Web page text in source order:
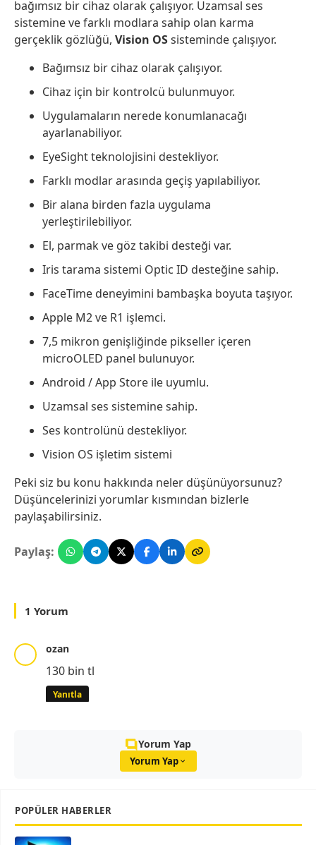
bağımsız bir cihaz olarak çalışıyor. Uzamsal ses
sistemine ve farklı modlara sahip olan karma
gerçeklik gözlüğü, Vision OSsisteminde çalışıyor.
Bağımsız bir cihaz olarak çalışıyor.
Cihaz için bir kontrolcü bulunmuyor.
Uygulamaların nerede konumlanacağı
ayarlanabiliyor.
EyeSight teknolojisini destekliyor.
Farklı modlar arasında geçiş yapılabiliyor.
Bir alana birden fazla uygulama
yerleştirilebiliyor.
El, parmak ve göz takibi desteği var.
Iris tarama sistemi Optic ID desteğine sahip.
FaceTime deneyimini bambaşka boyuta taşıyor.
Apple M2 ve R1 işlemci.
7,5 mikron genişliğinde pikseller içeren
microOLED panel bulunuyor.
Android / App Store ile uyumlu.
Uzamsal ses sistemine sahip.
Ses kontrolünü destekliyor.
Vision OS işletim sistemi
Peki siz bu konu hakkında neler düşünüyorsunuz?
Düşüncelerinizi yorumlar kısmından bizlerle
paylaşabilirsiniz.
Paylaş:
1 Yorum
ozan
130 bin tl
Yanıtla
Yorum Yap
Yorum Yap
POPÜLER HABERLER